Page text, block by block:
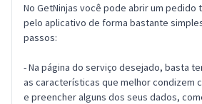
No GetNinjas você pode abrir um pedido
pelo aplicativo de forma bastante
passos:
- Na página do serviço desejado, basta
as características que melhor condizem
e preencher alguns dos seus dados,